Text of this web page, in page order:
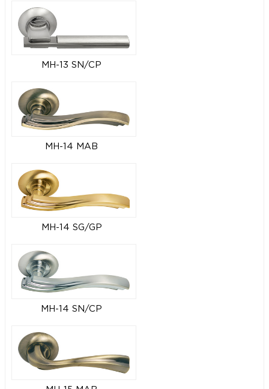
MH-13 SN/CP
MH-14 MAB
MH-14 SG/GP
MH-14 SN/CP